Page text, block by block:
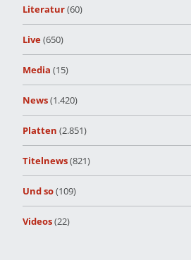
Literatur(60)
Live(650)
Media (15)
News(1.420)
Platten (2.851)
Titelnews(821)
Und so(109)
Videos(22)